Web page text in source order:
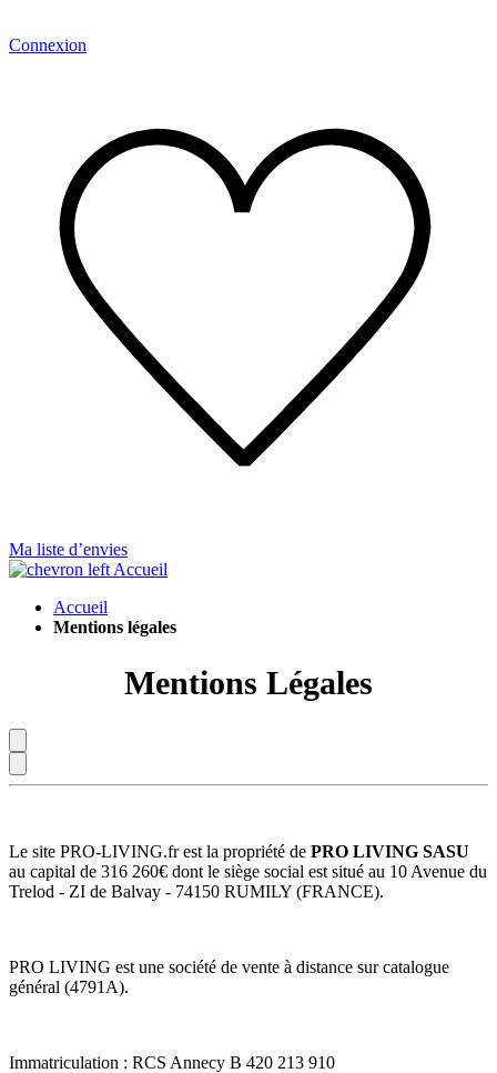
Connexion
Ma liste d’envies
Accueil
Accueil
Mentions légales
Mentions Légales
Le site PRO-LIVING.fr est la propriété de PRO LIVING SASU
au capital de 316 260€ dont le siège social est situé au 10 Avenue du
Trelod - ZI de Balvay - 74150 RUMILY (FRANCE).
PRO LIVING est une société de vente à distance sur catalogue
général (4791A).
Immatriculation : RCS Annecy B 420 213 910